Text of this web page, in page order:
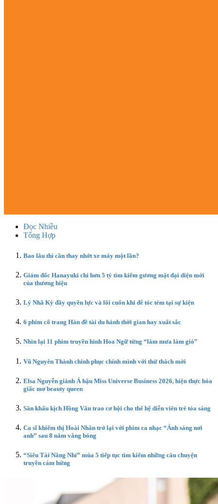
Đọc Nhiều
Tổng Hợp
Bao lâu thì cần thay nhớt xe máy một lần?
Giám đốc Hanayuki chi hơn 5 tỷ tìm kiếm gương mặt đại diện mới
của thương hiệu
Lý Nhã Kỳ đầy quyền lực và lôi cuốn khi để tóc tém tại sự kiện
6 phim cổ trang Hàn đề tài du hành thời gian hay xuất sắc
Nhìn lại 11 phim truyền hình Hoa Ngữ từng “làm mưa làm gió”
Vũ Nguyên Thành chinh phục chính mình với thử thách mới
Elsa Nguyễn giành Á hậu Miss Universe Business 2026, hiện thực hóa
giấc mơ beauty queen
Sân khấu kịch Hồng Vân trao cơ hội cho thế hệ diễn viên trẻ tỏa sáng
Ca sĩ khiếm thị Hoài Nhân trở lại với phim ca nhạc “Ánh sáng nơi
anh” sau 8 năm vắng bóng
“Siêu Tài Năng Nhí” mùa 5 tiếp tục tìm kiếm những câu chuyện
truyền cảm hứng